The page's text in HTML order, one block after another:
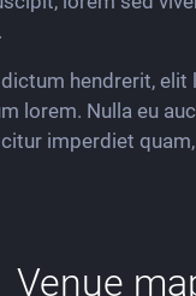
hendrerit, elit
lorem. Nulla eu
imperdiet
Venue